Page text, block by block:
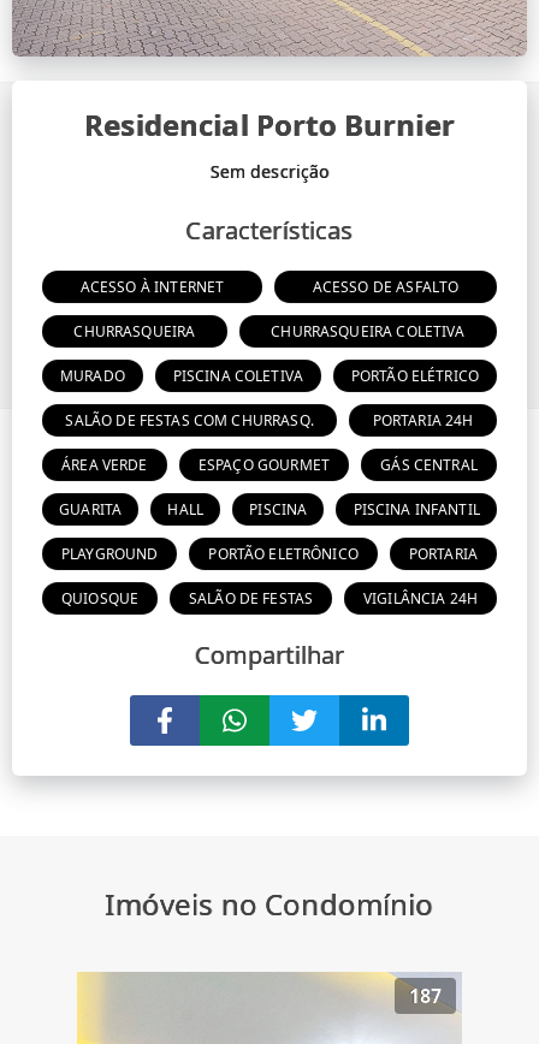
Residencial Porto Burnier
Sem descrição
Características
ACESSO À INTERNET ACESSO DE ASFALTO
CHURRASQUEIRA CHURRASQUEIRA COLETIVA
MURADO PISCINA COLETIVA PORTÃO ELÉTRICO
SALÃO DE FESTAS COM CHURRASQ. PORTARIA 24H
ÁREA VERDE ESPAÇO GOURMET GÁS CENTRAL
GUARITA HALL PISCINA PISCINA INFANTIL
PLAYGROUND PORTÃO ELETRÔNICO PORTARIA
QUIOSQUE SALÃO DE FESTAS VIGILÂNCIA 24H
Compartilhar
Imóveis no Condomínio
187